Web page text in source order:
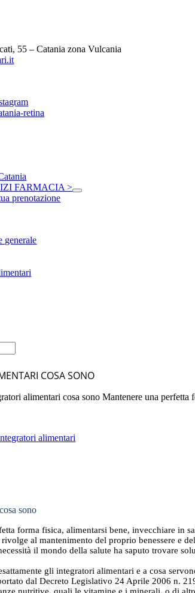
55 – Catania zona Vulcania
FARMACIA >
prenotazione
generale
COSA SONO
alimentari cosa sono Mantenere una perfetta
alimentari
sono
forma fisica, alimentarsi bene, invecchiare in
al mantenimento del proprio benessere e
il mondo della salute ha saputo trovare
gli integratori alimentari e a cosa
dal Decreto Legislativo 24 Aprile 2006 n.